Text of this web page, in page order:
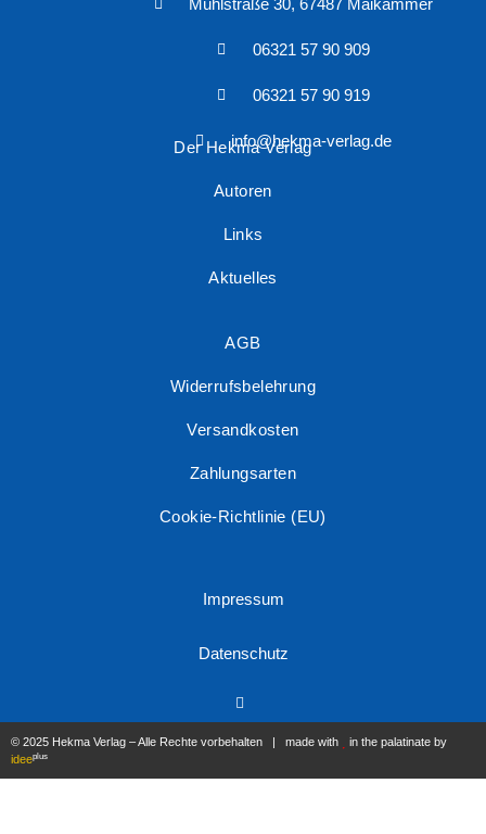
Mühlstraße 30, 67487 Maikammer
06321 57 90 909
06321 57 90 919
info@hekma-verlag.de
Der Hekma Verlag
Autoren
Links
Aktuelles
AGB
Widerrufsbelehrung
Versandkosten
Zahlungsarten
Cookie-Richtlinie (EU)
Impressum
Datenschutz
© 2025 Hekma Verlag – Alle Rechte vorbehalten | made with
in the palatinate by
ideeplus